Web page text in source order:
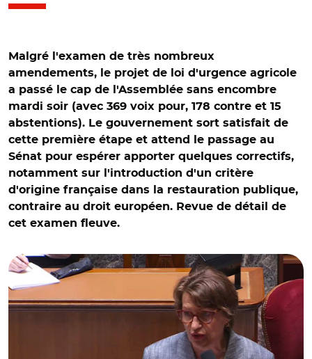
Malgré l'examen de très nombreux
amendements, le projet de loi d'urgence agricole
a passé le cap de l'Assemblée sans encombre
mardi soir (avec 369 voix pour, 178 contre et 15
abstentions). Le gouvernement sort satisfait de
cette première étape et attend le passage au
Sénat pour espérer apporter quelques correctifs,
notamment sur l'introduction d'un critère
d'origine française dans la restauration publique,
contraire au droit européen. Revue de détail de
cet examen fleuve.
© Capture vidéo Assemblée nationale / Annie Genevard le